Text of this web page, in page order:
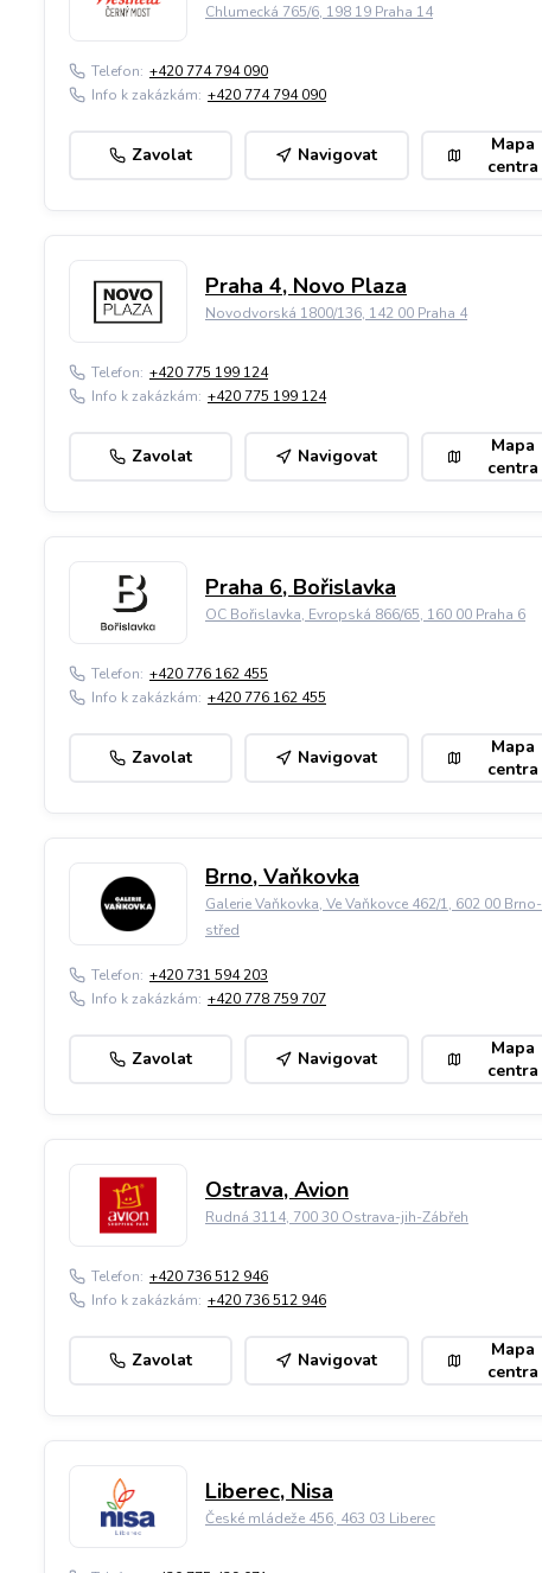
Chlumecká 765/6, 198 19 Praha 14
Telefon: +420 774 794 090
Info k zakázkám: +420 774 794 090
Zavolat Navigovat
Mapa
centra
Praha 4, Novo Plaza
Novodvorská 1800/136, 142 00 Praha 4
Telefon: +420 775 199 124
Info k zakázkám: +420 775 199 124
Zavolat Navigovat
Mapa
centra
Praha 6, Bořislavka
OC Bořislavka, Evropská 866/65, 160 00 Praha 6
Telefon: +420 776 162 455
Info k zakázkám: +420 776 162 455
Zavolat Navigovat
Mapa
centra
Brno, Vaňkovka
Galerie Vaňkovka, Ve Vaňkovce 462/1, 602 00 Brno-
střed
Telefon: +420 731 594 203
Info k zakázkám: +420 778 759 707
Zavolat Navigovat
Mapa
centra
Ostrava, Avion
Rudná 3114, 700 30 Ostrava-jih-Zábřeh
Telefon: +420 736 512 946
Info k zakázkám: +420 736 512 946
Zavolat Navigovat
Mapa
centra
Liberec, Nisa
České mládeže 456, 463 03 Liberec